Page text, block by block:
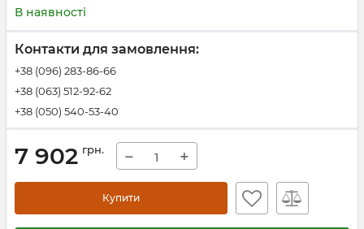
В наявності
Контакти для замовлення:
+38 (096) 283-86-66
+38 (063) 512-92-62
+38 (050) 540-53-40
7 902 грн. − +
Купити